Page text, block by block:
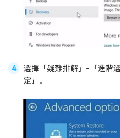
選擇「疑難排解」-「進階
定」。